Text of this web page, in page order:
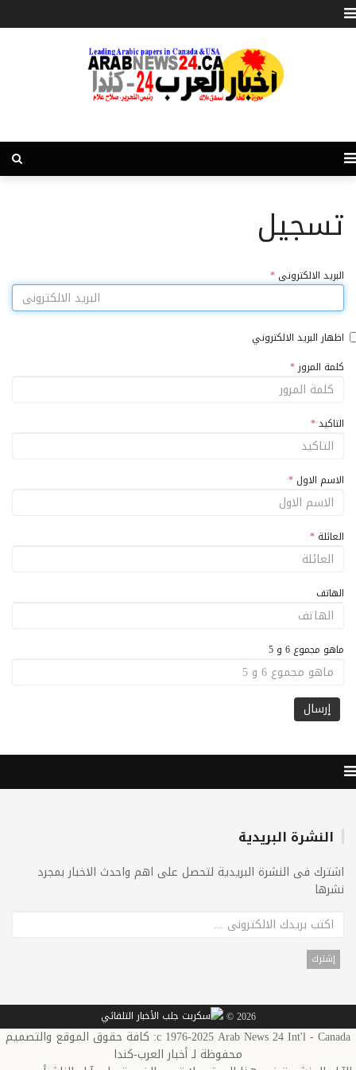
تسجيل
البريد الالكترونى *
اظهار البريد الالكتروني
كلمة المرور *
التاكيد*
الاسم الاول *
العائلة *
الهاتف
ماهو مجموع 6 و 5
النشرة البريدية
اشترك فى النشرة البريدية لتحصل على اهم واحدث الاخبار بمجرد
نشرها
2026 ©
c 1976-2025 Arab News 24 Int'l - Canada: كافة حقوق الموقع والتصميم
محفوظة لـ أخبار العرب-كندا